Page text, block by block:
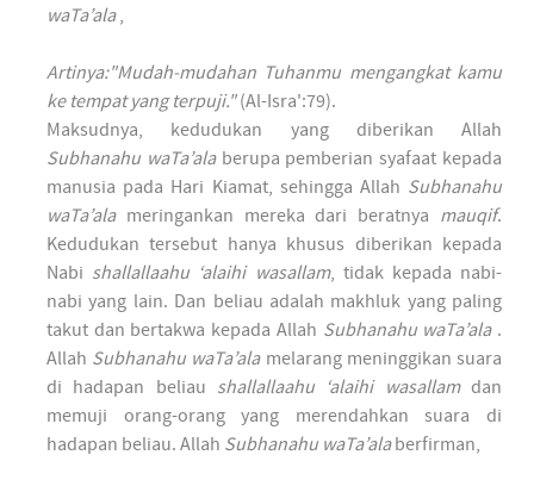
waTa’ala,
Artinya:"Mudah-mudahan Tuhanmu mengangkat kamu
ke tempat yang terpuji."(Al-Isra':79).
Maksudnya, kedudukan yang diberikan Allah
Subhanahu waTa’alaberupa pemberian syafaat kepada
manusia pada Hari Kiamat, sehingga Allah Subhanahu
waTa’alameringankan mereka dari beratnya mauqif.
Kedudukan tersebut hanya khusus diberikan kepada
Nabi shallallaahu ‘alaihi wasallam, tidak kepada nabi-
nabi yang lain. Dan beliau adalah makhluk yang paling
takut dan bertakwa kepada Allah Subhanahu waTa’ala.
Allah Subhanahu waTa’alamelarang meninggikan suara
di hadapan beliau shallallaahu ‘alaihi wasallamdan
memuji orang-orang yang merendahkan suara di
hadapan beliau. Allah Subhanahu waTa’alaberfirman,